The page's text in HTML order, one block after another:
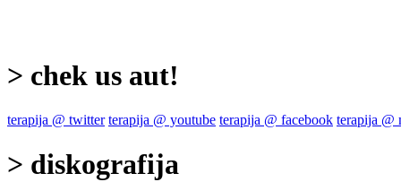
> chek us aut!
terapija @ twitter terapija @ youtube terapija @ facebook terapija @
> diskografija